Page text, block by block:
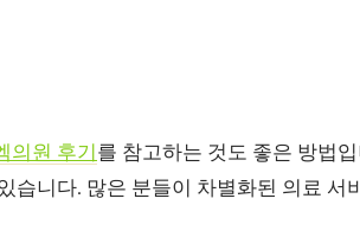
의원 후기 를 참고하는 것도 좋은 방법
습니다. 많은 분들이 차별화된 의료 서